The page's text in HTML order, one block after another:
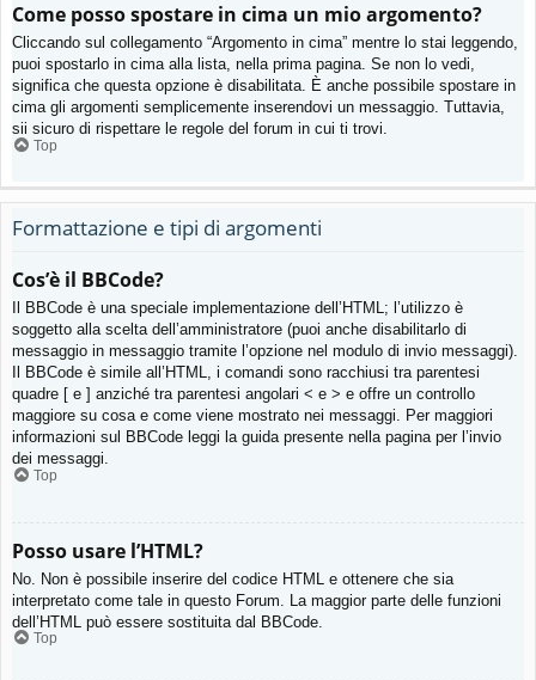
Come posso spostare in cima un mio argomento?
Cliccando sul collegamento “Argomento in cima” mentre lo stai leggendo,
puoi spostarlo in cima alla lista, nella prima pagina. Se non lo vedi,
significa che questa opzione è disabilitata. È anche possibile spostare in
cima gli argomenti semplicemente inserendovi un messaggio. Tuttavia,
sii sicuro di rispettare le regole del forum in cui ti trovi.
Top
Formattazione e tipi di argomenti
Cos’è il BBCode?
Il BBCode è una speciale implementazione dell’HTML; l’utilizzo è
soggetto alla scelta dell’amministratore (puoi anche disabilitarlo di
messaggio in messaggio tramite l’opzione nel modulo di invio messaggi).
Il BBCode è simile all’HTML, i comandi sono racchiusi tra parentesi
quadre [ e ] anziché tra parentesi angolari < e > e offre un controllo
maggiore su cosa e come viene mostrato nei messaggi. Per maggiori
informazioni sul BBCode leggi la guida presente nella pagina per l’invio
dei messaggi.
Top
Posso usare l’HTML?
No. Non è possibile inserire del codice HTML e ottenere che sia
interpretato come tale in questo Forum. La maggior parte delle funzioni
dell’HTML può essere sostituita dal BBCode.
Top